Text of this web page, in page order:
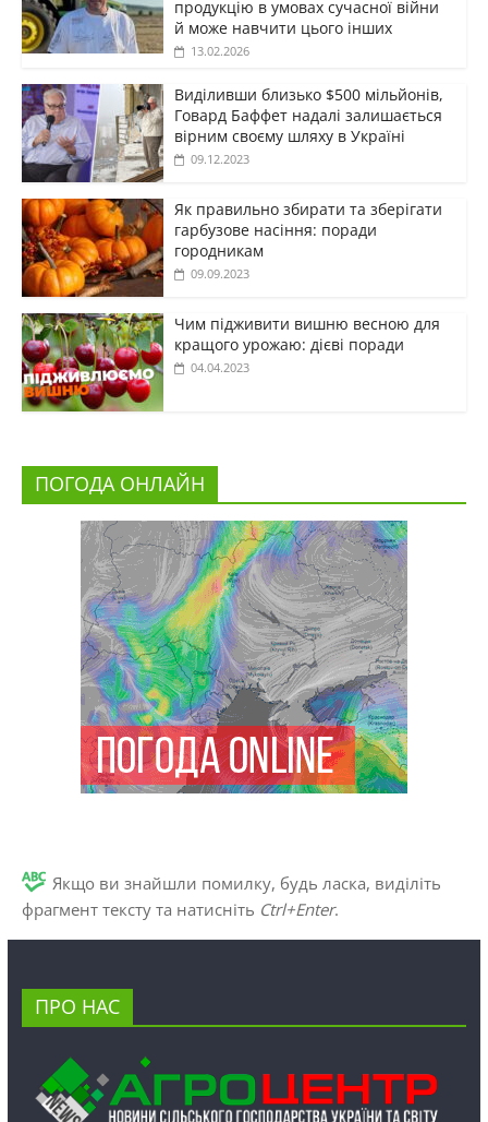
продукцію в умовах сучасної війни
й може навчити цього інших
13.02.2026
Виділивши близько $500 мільйонів,
Говард Баффет надалі залишається
вірним своєму шляху в Україні
09.12.2023
Як правильно збирати та зберігати
гарбузове насіння: поради
городникам
09.09.2023
Чим підживити вишню весною для
кращого урожаю: дієві поради
04.04.2023
ПОГОДА ОНЛАЙН
Якщо ви знайшли помилку, будь ласка, виділіть
фрагмент тексту та натисніть Ctrl+Enter.
ПРО НАС